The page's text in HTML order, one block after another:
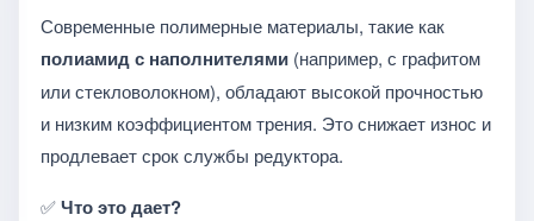
Современные полимерные материалы, такие как
полиамид с наполнителями (например, с графитом
или стекловолокном), обладают высокой прочностью
и низким коэффициентом трения. Это снижает износ и
продлевает срок службы редуктора.
✅Что это дает?